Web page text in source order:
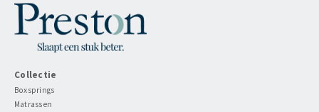
Collectie
Boxsprings
Matrassen